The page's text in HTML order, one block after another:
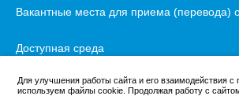
Вакантные места для приема (перевода)
Доступная среда
Для улучшения работы сайта и его взаимодействия
используем файлы cookie. Продолжая работу с